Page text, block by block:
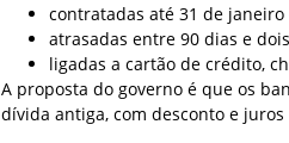
contratadas até 31 de janeiro
atrasadas entre 90 dias e
ligadas a cartão de crédito,
A proposta do governo é que os
dívida antiga, com desconto e juros